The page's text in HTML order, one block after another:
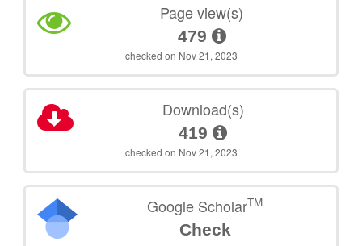
Page view(s)
479
checked on Nov 21, 2023
Download(s)
419
checked on Nov 21, 2023
Google ScholarTM
Check